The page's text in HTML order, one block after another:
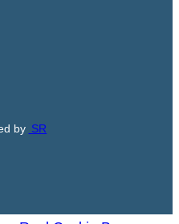
by SR